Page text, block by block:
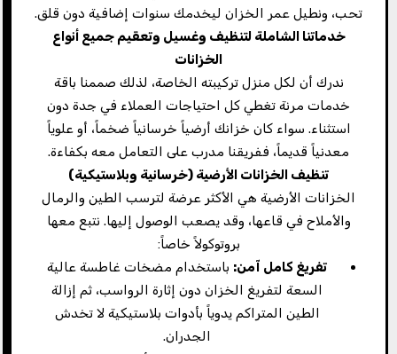
تحب، ونطيل عمر الخزان ليخدمك سنوات إضافية دون قلق.
خدماتنا الشاملة لتنظيف وغسيل وتعقيم جميع أنواع
الخزانات
ندرك أن لكل منزل تركيبته الخاصة، لذلك صممنا باقة
خدمات مرنة تغطي كل احتياجات العملاء في جدة دون
استثناء. سواء كان خزانك أرضياً خرسانياً ضخماً، أو علوياً
معدنياً قديماً، ففريقنا مدرب على التعامل معه بكفاءة.
تنظيف الخزانات الأرضية (خرسانية وبلاستيكية)
الخزانات الأرضية هي الأكثر عرضة لترسب الطين والرمال
والأملاح في قاعها، وقد يصعب الوصول إليها. نتبع معها
بروتوكولاً خاصاً:
تفريغ كامل آمن: باستخدام مضخات غاطسة عالية
السعة لتفريغ الخزان دون إثارة الرواسب، ثم إزالة
الطين المتراكم يدوياً بأدوات بلاستيكية لا تخدش
الجدران.